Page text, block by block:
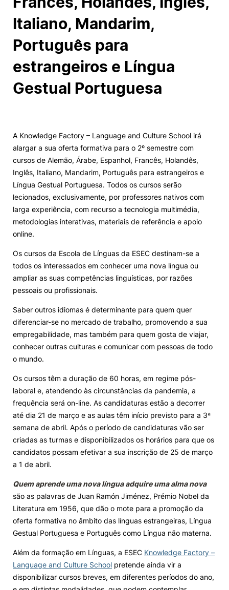
Knowledge Factory
Candidaturas
Italiano, Mandarim,
Português para
estrangeiros e Língua
Gestual Portuguesa
A Knowledge Factory – Language and Culture School irá
alargar a sua oferta formativa para o 2º semestre com
cursos de Alemão, Árabe, Espanhol, Francês, Holandês,
Inglês, Italiano, Mandarim, Português para estrangeiros e
Língua Gestual Portuguesa. Todos os cursos serão
lecionados, exclusivamente, por professores nativos com
larga experiência, com recurso a tecnologia multimédia,
metodologias interativas, materiais de referência e apoio
online.
Os cursos da Escola de Línguas da ESEC destinam-se a
todos os interessados em conhecer uma nova língua ou
ampliar as suas competências linguísticas, por razões
pessoais ou profissionais.
Saber outros idiomas é determinante para quem quer
diferenciar-se no mercado de trabalho, promovendo a sua
empregabilidade, mas também para quem gosta de viajar,
conhecer outras culturas e comunicar com pessoas de todo
o mundo.
Os cursos têm a duração de 60 horas, em regime pós-
laboral e, atendendo às circunstâncias da pandemia, a
frequência será on-line. As candidaturas estão a decorrer
até dia 21 de março e as aulas têm início previsto para a 3ª
semana de abril. Após o período de candidaturas vão ser
criadas as turmas e disponibilizados os horários para que os
candidatos possam efetivar a sua inscrição de 25 de março
a 1 de abril.
Quem aprende uma nova língua adquire uma alma nova
são as palavras de Juan Ramón Jiménez, Prémio Nobel da
Literatura em 1956, que dão o mote para a promoção da
oferta formativa no âmbito das línguas estrangeiras, Língua
Gestual Portuguesa e Português como Língua não materna.
Além da formação em Línguas, a ESEC Knowledge Factory –
Language and Culture School pretende ainda vir a
disponibilizar cursos breves, em diferentes períodos do ano,